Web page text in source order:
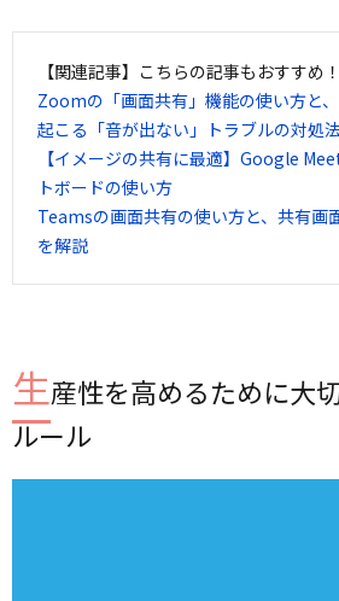
【関連記事】こちらの記事もおすすめ！
Zoomの「画面共有」機能の使い方と
起こる「音が出ない」トラブルの対処法
【イメージの共有に最適】Google
トボードの使い方
Teamsの画面共有の使い方と、共有画
を解説
生産性を高めるために大
ルール